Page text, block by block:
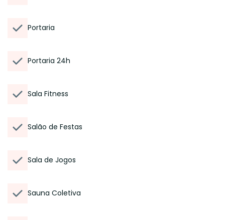
Portaria
Portaria 24h
Sala Fitness
Salão de Festas
Sala de Jogos
Sauna Coletiva